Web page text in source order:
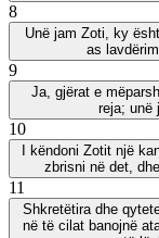
8
Unë jam Zoti, ky
as
9
Ja, gjërat e
reja; unë
10
I këndoni Zotit një
zbrisni në det,
11
Shkretëtira dhe
në të cilat banojnë